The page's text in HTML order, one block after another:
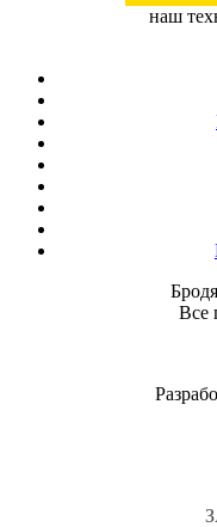
наш
Все